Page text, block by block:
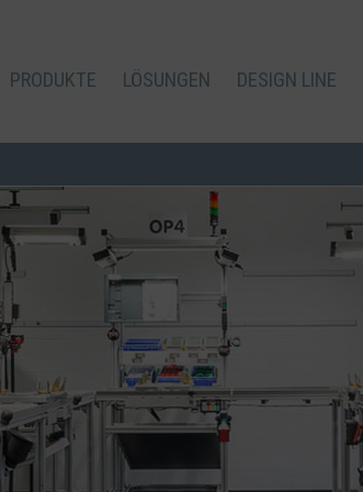
PRODUKTE LÖSUNGEN DESIGN LINE